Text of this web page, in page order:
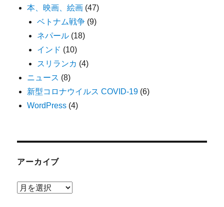
本、映画、絵画 (47)
ベトナム戦争 (9)
ネパール (18)
インド (10)
スリランカ (4)
ニュース (8)
新型コロナウイルス COVID-19 (6)
WordPress (4)
アーカイブ
ア